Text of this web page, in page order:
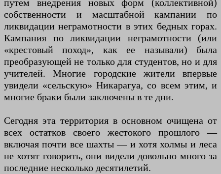
путем внедрения новых форм (коллективной)
собственности и масштабной кампании по
ликвидации неграмотности в этих бедных горах.
Кампания по ликвидации неграмотности (или
«крестовый поход», как ее называли) была
преобразующей не только для студентов, но и для
учителей. Многие городские жители впервые
увидели «сельскую» Никарагуа, со всем этим, и
многие браки были заключены в те дни.
Сегодня эта территория в основном очищена от
всех остатков своего жестокого прошлого —
включая почти все шахты — и хотя холмы и леса
не хотят говорить, они видели довольно много за
последние несколько десятилетий.